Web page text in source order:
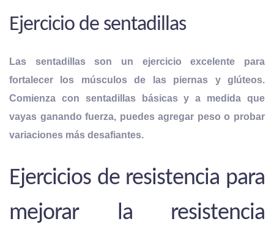
Ejercicio de sentadillas
Las sentadillas son un ejercicio excelente para
fortalecer los músculos de las piernas y glúteos.
Comienza con sentadillas básicas y a medida que
vayas ganando fuerza, puedes agregar peso o probar
variaciones más desafiantes.
Ejercicios de resistencia para
mejorar la resistencia